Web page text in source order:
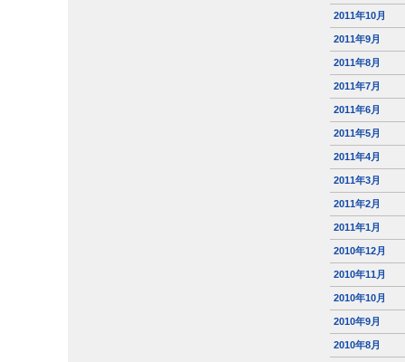
2011年10月
2011年9月
2011年8月
2011年7月
2011年6月
2011年5月
2011年4月
2011年3月
2011年2月
2011年1月
2010年12月
2010年11月
2010年10月
2010年9月
2010年8月